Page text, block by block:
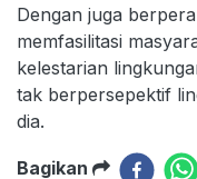
Dengan juga
memfasilitasi
kelestarian
tak berpersepektif
dia.
Bagikan